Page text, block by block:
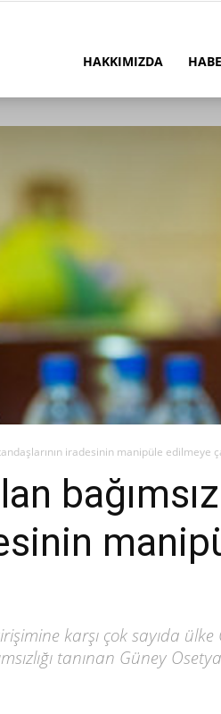
HAKKIMIZDA
iradesinin manipüle edilmeye
karşı çok sayıda
tanınan Güney